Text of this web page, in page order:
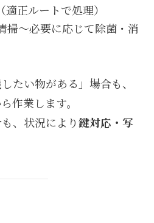
適正ルートで処理）
掃〜必要に応じて除菌・消
たい物がある」場合も、
作業します。
、状況により鍵対応・写